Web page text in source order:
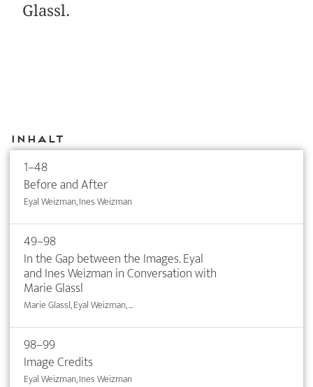
Glassl.
Inhalt
1–48
Before and After
Eyal Weizman, Ines Weizman
49–98
In the Gap between the Images. Eyal
and Ines Weizman in Conversation with
Marie Glassl
Marie Glassl, Eyal Weizman, ...
98–99
Image Credits
Eyal Weizman, Ines Weizman